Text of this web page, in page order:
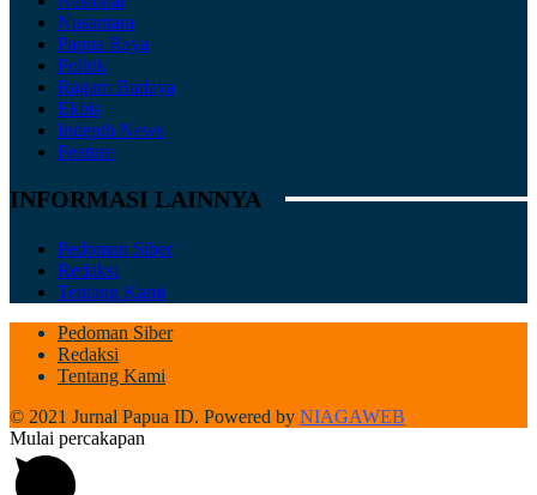
Nusantara
Papua Raya
Politik
Ragam Budaya
Ekbis
Indepth News
Feature
INFORMASI LAINNYA
Pedoman Siber
Redaksi
Tentang Kami
Pedoman Siber
Redaksi
Tentang Kami
© 2021 Jurnal Papua ID. Powered by NIAGAWEB
Mulai percakapan